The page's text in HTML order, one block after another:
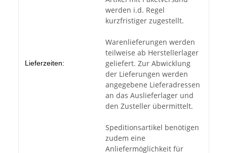
Lieferzeiten:
werden i.d. Regel
kurzfristiger zugestellt.
Warenlieferungen werden
teilweise ab Herstellerlager
geliefert. Zur Abwicklung
der Lieferungen werden
angegebene Lieferadressen
an das Auslieferlager und
den Zusteller übermittelt.
Speditionsartikel benötigen
zudem eine
Anliefermöglichkeit für